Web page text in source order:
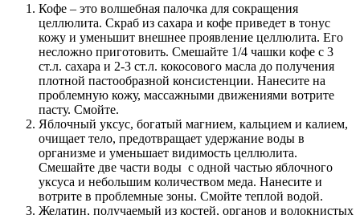
Кофе – это волшебная палочка для сокращения
целлюлита. Скраб из сахара и кофе приведет в тонус
кожу и уменьшит внешнее проявление целлюлита. Его
несложно приготовить. Смешайте 1/4 чашки кофе с 3
ст.л. сахара и 2-3 ст.л. кокосового масла до получения
плотной пастообразной консистенции. Нанесите на
проблемную кожу, массажными движениями вотрите
пасту. Смойте.
Яблочный уксус, богатый магнием, кальцием и калием,
очищает тело, предотвращает удержание воды в
организме и уменьшает видимость целлюлита.
Смешайте две части воды с одной частью яблочного
уксуса и небольшим количеством меда. Нанесите и
вотрите в проблемные зоны. Смойте теплой водой.
Желатин, получаемый из костей, органов и волокнистых